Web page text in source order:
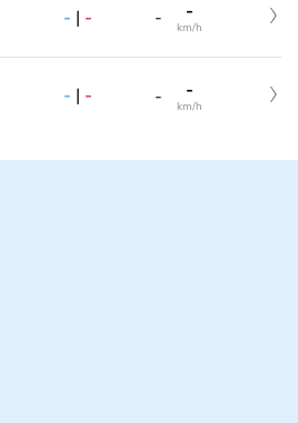
- | - - -
km/h
- | - - -
km/h